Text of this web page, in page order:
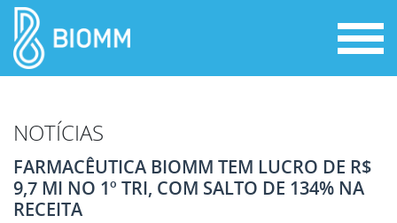
NOTÍCIAS
FARMACÊUTICA BIOMM TEM LUCRO DE R$
9,7 MI NO 1º TRI, COM SALTO DE 134% NA
RECEITA